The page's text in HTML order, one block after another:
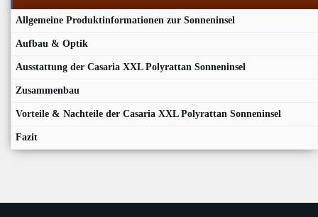
Allgemeine Produktinformationen zur Sonneninsel
Aufbau & Optik
Ausstattung der Casaria XXL Polyrattan Sonneninsel
Zusammenbau
Vorteile & Nachteile der Casaria XXL Polyrattan Sonneninsel
Fazit